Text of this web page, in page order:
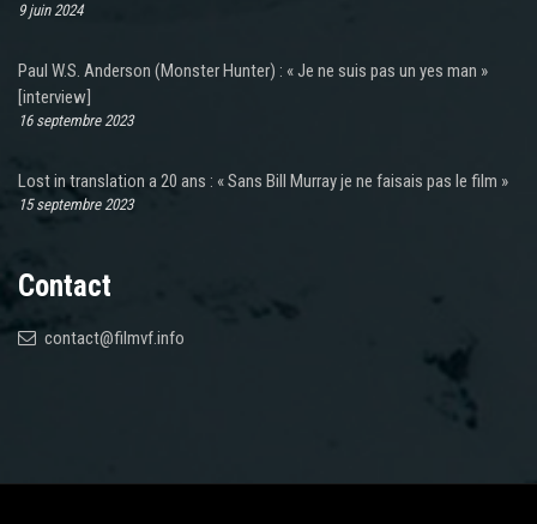
9 juin 2024
Paul W.S. Anderson (Monster Hunter) : « Je ne suis pas un yes man »
[interview]
16 septembre 2023
Lost in translation a 20 ans : « Sans Bill Murray je ne faisais pas le film »
15 septembre 2023
Contact
contact@filmvf.info